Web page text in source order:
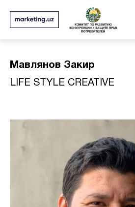
Мавлянов Закир
LIFE STYLE CREATIVE